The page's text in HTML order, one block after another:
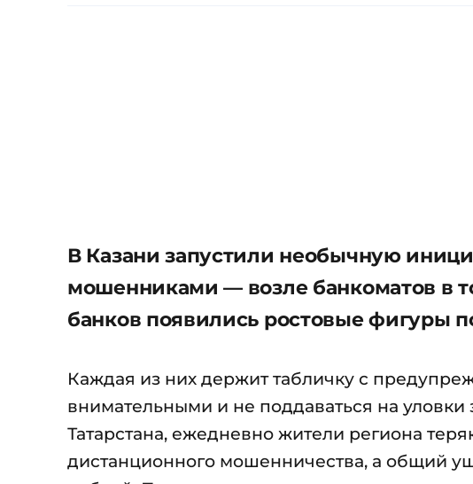
В Казани запустили необычную
мошенниками — возле банкоматов в
банков появились ростовые фигуры
Каждая из них держит табличку с
внимательными и не поддаваться на
Татарстана, ежедневно жители региона
дистанционного мошенничества, а общий